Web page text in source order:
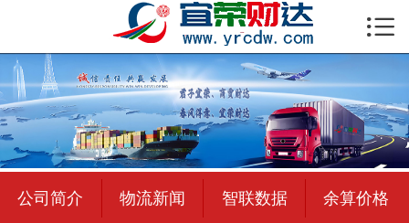
 首页
公司简介
物流新闻
绍兴至全国
合作加盟

公司简介 物流新闻 智联数据 余算价格